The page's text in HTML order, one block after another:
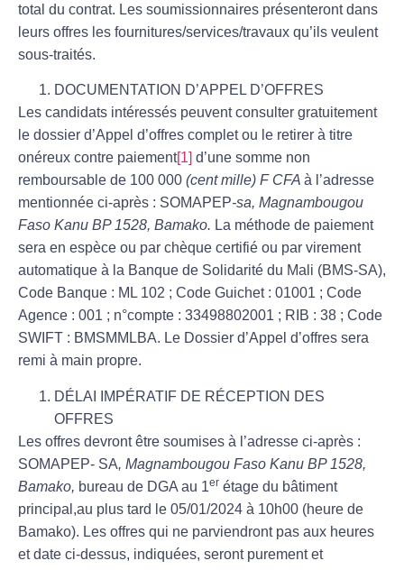
total du contrat. Les soumissionnaires présenteront dans
leurs offres les fournitures/services/travaux qu’ils veulent
sous-traités.
DOCUMENTATION D’APPEL D’OFFRES
Les candidats intéressés peuvent consulter gratuitement
le dossier d’Appel d’offres complet ou le retirer à titre
onéreux contre paiement[1] d’une somme non
remboursable de 100 000 (cent mille) F CFA à l’adresse
mentionnée ci-après : SOMAPEP-sa, Magnambougou
Faso Kanu BP 1528, Bamako. La méthode de paiement
sera en espèce ou par chèque certifié ou par virement
automatique à la Banque de Solidarité du Mali (BMS-SA),
Code Banque : ML 102 ; Code Guichet : 01001 ; Code
Agence : 001 ; n°compte : 33498802001 ; RIB : 38 ; Code
SWIFT : BMSMMLBA. Le Dossier d’Appel d’offres sera
remi à main propre.
DÉLAI IMPÉRATIF DE RÉCEPTION DES
OFFRES
Les offres devront être soumises à l’adresse ci-après :
SOMAPEP- SA, Magnambougou Faso Kanu BP 1528,
Bamako, bureau de DGA au 1er étage du bâtiment
principal,au plus tard le 05/01/2024 à 10h00 (heure de
Bamako). Les offres qui ne parviendront pas aux heures
et date ci-dessus, indiquées, seront purement et